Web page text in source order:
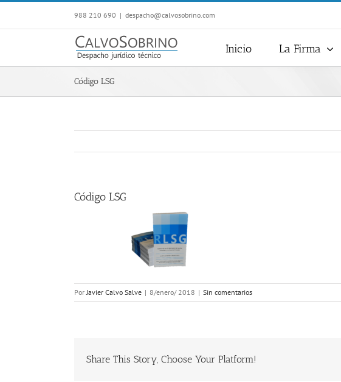
988 210 690 | despacho@calvosobrino.com
Inicio La Firma
Código LSG
Código LSG
PorJavier Calvo Salve | 8/enero/ 2018 | Sin comentarios
Share This Story, Choose Your Platform!